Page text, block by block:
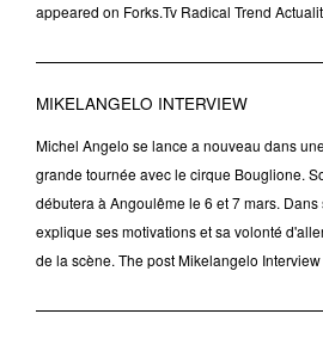
appeared on Forks.Tv Radical Trend
MIKELANGELO INTERVIEW
Michel Angelo se lance a nouveau dans
grande tournée avec le cirque Bouglione.
débutera à Angoulême le 6 et 7 mars.
explique ses motivations et sa volonté
de la scène. The post Mikelangelo